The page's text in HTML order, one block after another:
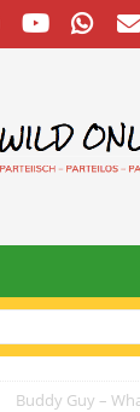
Buddy Guy –